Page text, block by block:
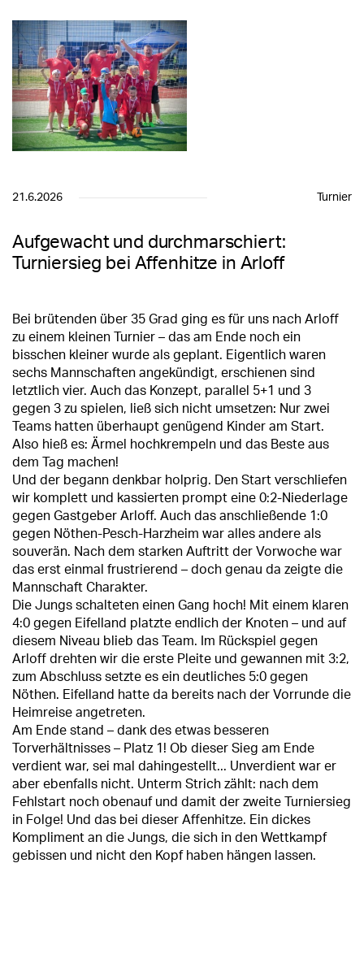
21.6.2026 Turnier
Aufgewacht und durchmarschiert:
Turniersieg bei Affenhitze in Arloff
Bei brütenden über 35 Grad ging es für uns nach Arloff
zu einem kleinen Turnier – das am Ende noch ein
bisschen kleiner wurde als geplant. Eigentlich waren
sechs Mannschaften angekündigt, erschienen sind
letztlich vier. Auch das Konzept, parallel 5+1 und 3
gegen 3 zu spielen, ließ sich nicht umsetzen: Nur zwei
Teams hatten überhaupt genügend Kinder am Start.
Also hieß es: Ärmel hochkrempeln und das Beste aus
dem Tag machen!
Und der begann denkbar holprig. Den Start verschliefen
wir komplett und kassierten prompt eine 0:2-Niederlage
gegen Gastgeber Arloff. Auch das anschließende 1:0
gegen Nöthen-Pesch-Harzheim war alles andere als
souverän. Nach dem starken Auftritt der Vorwoche war
das erst einmal frustrierend – doch genau da zeigte die
Mannschaft Charakter.
Die Jungs schalteten einen Gang hoch! Mit einem klaren
4:0 gegen Eifelland platzte endlich der Knoten – und auf
diesem Niveau blieb das Team. Im Rückspiel gegen
Arloff drehten wir die erste Pleite und gewannen mit 3:2,
zum Abschluss setzte es ein deutliches 5:0 gegen
Nöthen. Eifelland hatte da bereits nach der Vorrunde die
Heimreise angetreten.
Am Ende stand – dank des etwas besseren
Torverhältnisses – Platz 1! Ob dieser Sieg am Ende
verdient war, sei mal dahingestellt... Unverdient war er
aber ebenfalls nicht. Unterm Strich zählt: nach dem
Fehlstart noch obenauf und damit der zweite Turniersieg
in Folge! Und das bei dieser Affenhitze. Ein dickes
Kompliment an die Jungs, die sich in den Wettkampf
gebissen und nicht den Kopf haben hängen lassen.